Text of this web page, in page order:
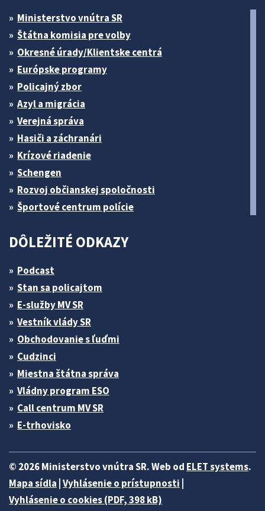
Ministerstvo vnútra SR
Štátna komisia pre volby
Okresné úrady/Klientske centrá
Európske programy
Policajný zbor
Azyl a migrácia
Verejná správa
Hasiči a záchranári
Krízové riadenie
Schengen
Rozvoj občianskej spoločnosti
Športové centrum polície
DÔLEŽITÉ ODKAZY
Podcast
Stan sa policajtom
E-služby MV SR
Vestník vlády SR
Obchodovanie s ľuďmi
Cudzinci
Miestna štátna správa
Vládny program ESO
Call centrum MV SR
E-trhovisko
© 2026 Ministerstvo vnútra SR. Web od ELET systems.
Mapa sídla Vyhlásenie o prístupnosti
Vyhlásenie o cookies (PDF, 398 kB)